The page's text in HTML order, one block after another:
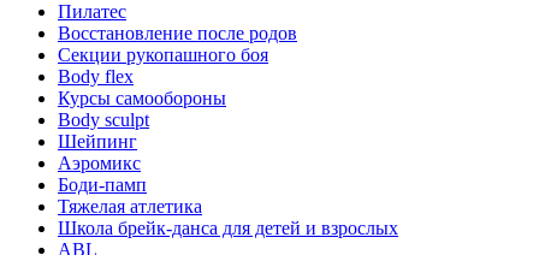
Пилатес
Восстановление после родов
Секции рукопашного боя
Body flex
Курсы самообороны
Body sculpt
Шейпинг
Аэромикс
Боди-памп
Тяжелая атлетика
Школа брейк-данса для детей и взрослых
ABL